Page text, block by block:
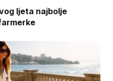
ljeta najbolje